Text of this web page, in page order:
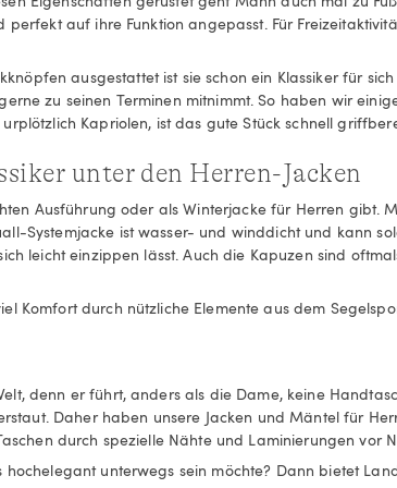
perfekt auf ihre Funktion angepasst. Für
ausgestattet ist sie schon ein Klassiker für
zu seinen Terminen mitnimmt. So haben wir
Kapriolen, ist das gute Stück schnell
unter den Herren-Jacken
Ausführung oder als Winterjacke für Herren gibt.
Systemjacke ist wasser- und winddicht und kann
leicht einzippen lässt. Auch die Kapuzen sind
Komfort durch nützliche Elemente aus dem
denn er führt, anders als die Dame, keine
Daher haben unsere Jacken und Mäntel für
durch spezielle Nähte und Laminierungen vor
unterwegs sein möchte? Dann bietet